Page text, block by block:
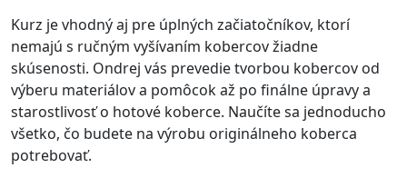
Kurz je vhodný aj pre úplných začiatočníkov, ktorí
nemajú s ručným vyšívaním kobercov žiadne
skúsenosti. Ondrej vás prevedie tvorbou kobercov od
výberu materiálov a pomôcok až po finálne úpravy a
starostlivosť o hotové koberce. Naučíte sa jednoducho
všetko, čo budete na výrobu originálneho koberca
potrebovať.